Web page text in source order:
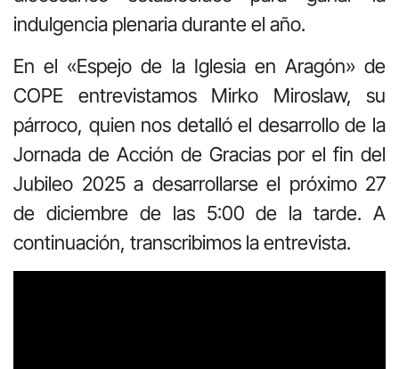
indulgencia plenaria durante el año.
En el «Espejo de la Iglesia en Aragón» de
COPE entrevistamos Mirko Miroslaw, su
párroco, quien nos detalló el desarrollo de la
Jornada de Acción de Gracias por el fin del
Jubileo 2025 a desarrollarse el próximo 27
de diciembre de las 5:00 de la tarde. A
continuación, transcribimos la entrevista.